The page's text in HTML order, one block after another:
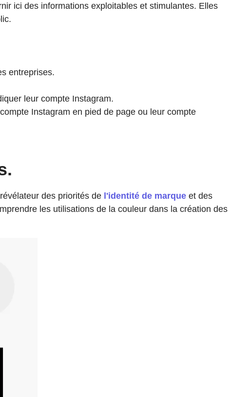
ici des informations exploitables et stimulantes. Elles
entreprises.
leur compte Instagram.
Instagram en pied de page ou leur compte
des priorités de l'identité de marque et des
les utilisations de la couleur dans la création des